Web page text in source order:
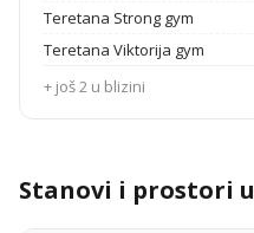
Teretana Strong gym
Teretana Viktorija gym
+ još 2 u blizini
Stanovi i prostori